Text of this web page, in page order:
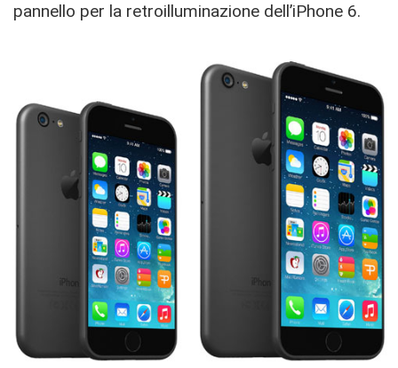
pannello per la retroilluminazione dell’iPhone 6.